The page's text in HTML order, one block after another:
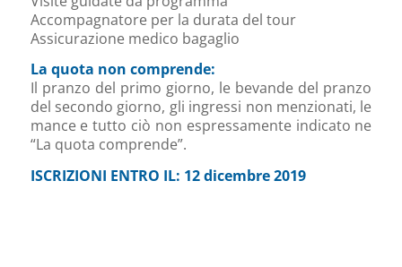
Accompagnatore per la durata del tour
Assicurazione medico bagaglio
La quota non comprende:
Il pranzo del primo giorno, le bevande del pranzo
del secondo giorno, gli ingressi non menzionati, le
mance e tutto ciò non espressamente indicato ne
“La quota comprende”.
ISCRIZIONI ENTRO IL: 12 dicembre 2019